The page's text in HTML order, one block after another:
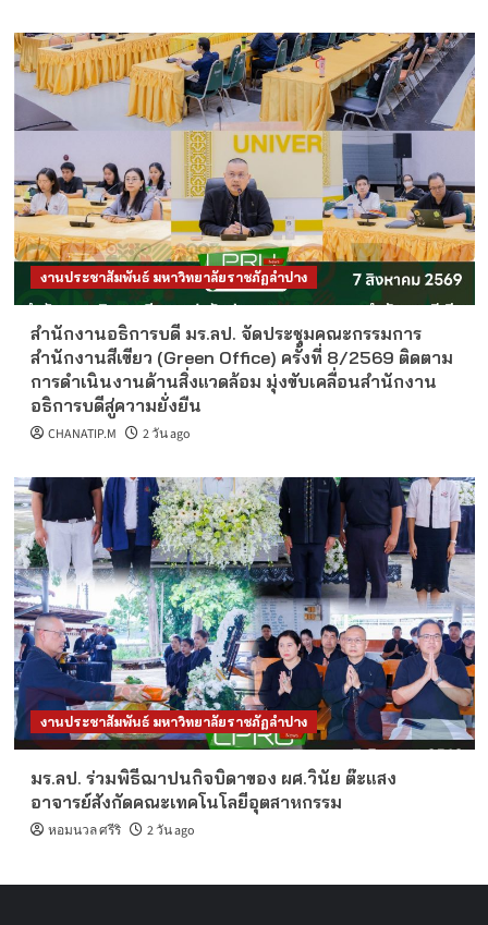
งานประชาสัมพันธ์ มหาวิทยาลัยราชภัฏลำปาง
สำนักงานอธิการบดี มร.ลป. จัดประชุมคณะกรรมการ
สำนักงานสีเขียว (Green Office) ครั้งที่ 8/2569 ติดตาม
การดำเนินงานด้านสิ่งแวดล้อม มุ่งขับเคลื่อนสำนักงาน
อธิการบดีสู่ความยั่งยืน
CHANATIP.M 2 วัน ago
งานประชาสัมพันธ์ มหาวิทยาลัยราชภัฏลำปาง
มร.ลป. ร่วมพิธีฌาปนกิจบิดาของ ผศ.วินัย ต๊ะแสง
อาจารย์สังกัดคณะเทคโนโลยีอุตสาหกรรม
หอมนวล ศรีริ 2 วัน ago